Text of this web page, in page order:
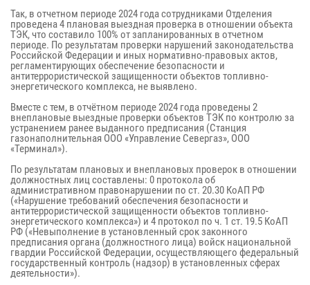
Так, в отчетном периоде 2024 года сотрудниками Отделения
проведена 4 плановая выездная проверка в отношении объекта
ТЭК, что составило 100% от запланированных в отчетном
периоде. По результатам проверки нарушений законодательства
Российской Федерации и иных нормативно-правовых актов,
регламентирующих обеспечение безопасности и
антитеррористической защищенности объектов топливно-
энергетического комплекса, не выявлено.
Вместе с тем, в отчётном периоде 2024 года проведены 2
внеплановые выездные проверки объектов ТЭК по контролю за
устранением ранее выданного предписания (Станция
газонаполнительная ООО «Управление Севергаз», ООО
«Терминал»).
По результатам плановых и внеплановых проверок в отношении
должностных лиц составлены: 0 протокола об
административном правонарушении по ст. 20.30 КоАП РФ
(«Нарушение требований обеспечения безопасности и
антитеррористической защищенности объектов топливно-
энергетического комплекса») и 4 протокол по ч. 1 ст. 19.5 КоАП
РФ («Невыполнение в установленный срок законного
предписания органа (должностного лица) войск национальной
гвардии Российской Федерации, осуществляющего федеральный
государственный контроль (надзор) в установленных сферах
деятельности»).